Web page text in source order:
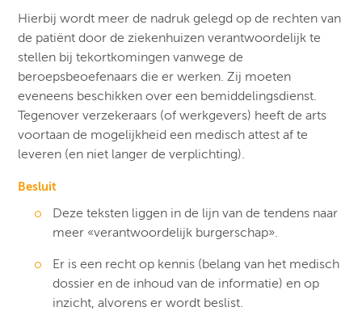
Hierbij wordt meer de nadruk gelegd op de rechten van
de patiënt door de ziekenhuizen verantwoordelijk te
stellen bij tekortkomingen vanwege de
beroepsbeoefenaars die er werken. Zij moeten
eveneens beschikken over een bemiddelingsdienst.
Tegenover verzekeraars (of werkgevers) heeft de arts
voortaan de mogelijkheid een medisch attest af te
leveren (en niet langer de verplichting).
Besluit
Deze teksten liggen in de lijn van de tendens naar
meer «verantwoordelijk burgerschap».
Er is een recht op kennis (belang van het medisch
dossier en de inhoud van de informatie) en op
inzicht, alvorens er wordt beslist.